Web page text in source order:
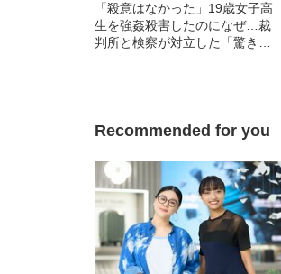
「殺意はなかった」19歳女子高
生を強姦殺害したのになぜ…裁
判所と検察が対立した「驚きの
Recommended for you